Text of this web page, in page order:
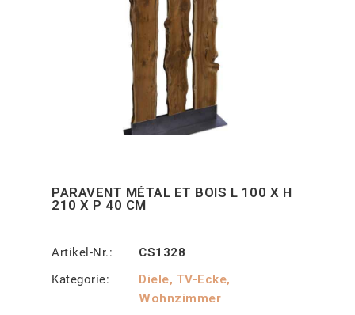
PARAVENT MÉTAL ET BOIS L 100 X H
210 X P 40 CM
Artikel-Nr.
CS1328
Kategorie
Diele, TV-Ecke,
Wohnzimmer